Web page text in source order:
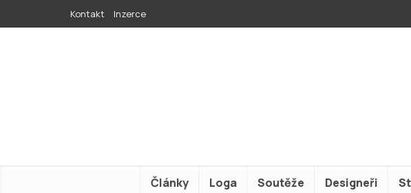
Kontakt Inzerce
Články Loga Soutěže Designeři